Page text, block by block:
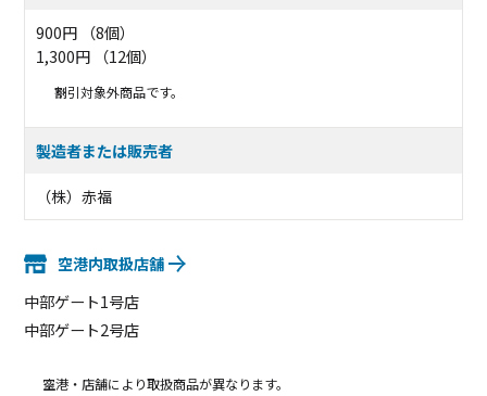
900円 （8個）
1,300円 （12個）
割引対象外商品です。
製造者または販売者
（株）赤福
空港内取扱店舗
中部ゲート1号店
中部ゲート2号店
空港・店舗により取扱商品が異なります。